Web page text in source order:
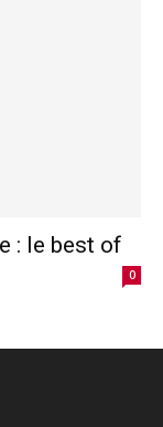
: le best of
0